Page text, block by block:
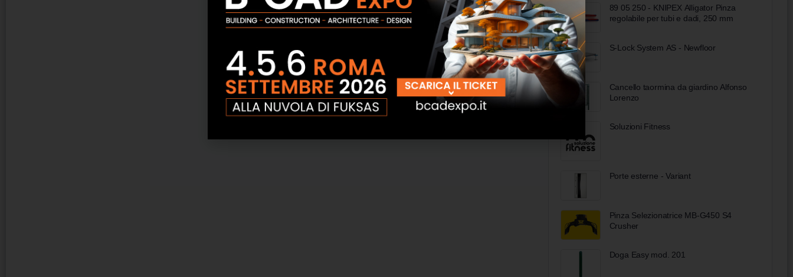
89 05 250 - KNIPEX Alligator Pinza
regolabile per tubi e dadi, 250 mm
S-Lock System AS - Newfloor
Cancello taormina da giardino Alfonso
Lorenzo
Soluzioni Fitness
Porte esterne - Variant
Pinza Selezionatrice MB-G450 S4
Crusher
Doga Easy mod. 201